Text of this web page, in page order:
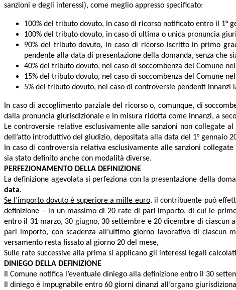
sanzioni e degli interessi), come meglio appresso specificato:
100% del tributo dovuto, in caso di ricorso notificato entro il 1°
100% del tributo dovuto, in caso di ultima o unica pronuncia
90% del tributo dovuto, in caso di ricorso iscritto in primo
pendente alla data di presentazione della domanda, senza che
40% del tributo dovuto, nel caso di soccombenza del Comune
15% del tributo dovuto, nel caso di soccombenza del Comune
5% del tributo dovuto, nel caso di controversie pendenti
In caso di accoglimento parziale del ricorso o, comunque, di
dalla pronuncia giurisdizionale e in misura ridotta come innanzi, a
Le controversie relative esclusivamente alle sanzioni non collegate
dell’atto introduttivo del giudizio, depositata alla data del 1° gennaio
In caso di controversia relativa esclusivamente alle sanzioni
sia stato definito anche con modalità diverse.
PERFEZIONAMENTO DELLA DEFINIZIONE
La definizione agevolata si perfeziona con la presentazione della
data.
Se l’importo dovuto è superiore a mille euro, il contribuente può
definizione – in un massimo di 20 rate di pari importo, di cui le
entro il 31 marzo, 30 giugno, 30 settembre e 20 dicembre di ciascun
pari importo, con scadenza all’ultimo giorno lavorativo di
versamento resta fissato al giorno 20 del mese,
Sulle rate successive alla prima si applicano gli interessi legali
DINIEGO DELLA DEFINIZIONE
Il Comune notifica l’eventuale diniego alla definizione entro il 30
Il diniego è impugnabile entro 60 giorni dinanzi all’organo